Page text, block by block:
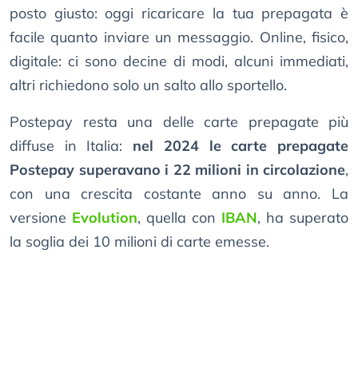
posto giusto: oggi ricaricare la tua prepagata è
facile quanto inviare un messaggio. Online, fisico,
digitale: ci sono decine di modi, alcuni immediati,
altri richiedono solo un salto allo sportello.
Postepay resta una delle carte prepagate più
diffuse in Italia: nel 2024 le carte prepagate
Postepay superavano i 22 milioni in circolazione,
con una crescita costante anno su anno. La
versione Evolution, quella con IBAN, ha superato
la soglia dei 10 milioni di carte emesse.